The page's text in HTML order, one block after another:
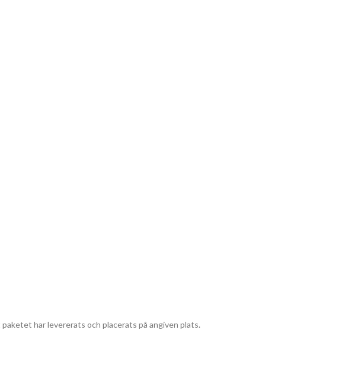
har levererats och placerats på angiven plats.